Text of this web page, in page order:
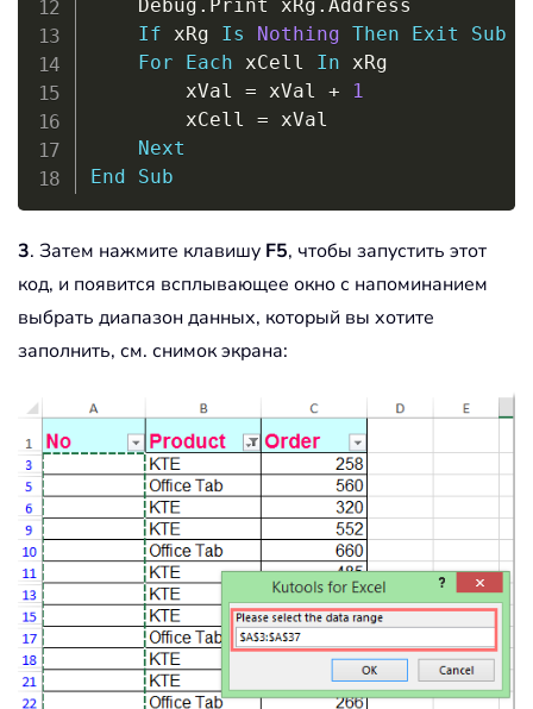
    Debug
. Print xRg . Address
If xRg Is Nothing Then Exit
Sub
For
Each xCell In xRg
        xVal
= xVal +
1
        xCell
= xVal
Next
End
Sub
3. Затем нажмите клавишу F5, чтобы запустить этот
код, и появится всплывающее окно с напоминанием
выбрать диапазон данных, который вы хотите
заполнить, см. снимок экрана: